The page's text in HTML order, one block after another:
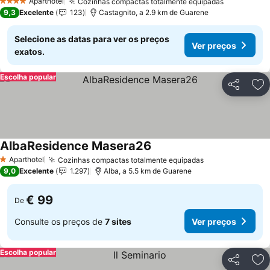
4 Estrelas
9,3 Excelente 123 Castagnito, a 2.9 km de Guarene
Selecione as datas para ver os preços
exatos.
Ver preços
Partilhar
Escolha popular
1 Estrelas
Aparthotel Cozinhas compactas totalmente equipadas
AlbaResidence Masera26
9,0 Excelente 1.297 Alba, a 5.5 km de Guarene
De € 99
Consulte os preços de 7 sites Ver preços
Partilhar
Escolha popular